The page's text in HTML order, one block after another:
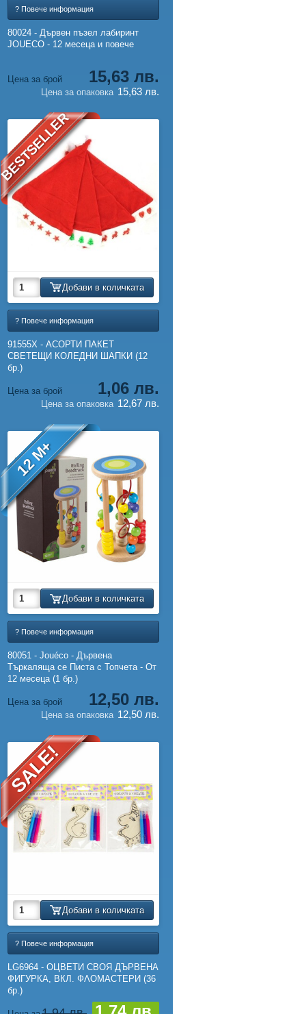
? Повече информация
80024 - Дървен пъзел лабиринт
JOUECO - 12 месеца и повече
Цена за брой 15,63 лв.
Цена за опаковка 15,63 лв.
BESTSELLER
Добави в количката
? Повече информация
91555X - АСОРТИ ПАКЕТ
СВЕТЕЩИ КОЛЕДНИ ШАПКИ (12
бр.)
Цена за брой 1,06 лв.
Цена за опаковка 12,67 лв.
12 M+
Добави в количката
? Повече информация
80051 - Jouéco - Дървена
Търкаляща се Писта с Топчета - От
12 месеца (1 бр.)
Цена за брой 12,50 лв.
Цена за опаковка 12,50 лв.
SALE!
Добави в количката
? Повече информация
LG6964 - ОЦВЕТИ СВОЯ ДЪРВЕНА
ФИГУРКА, ВКЛ. ФΛΟМАСТЕРИ (36
бр.)